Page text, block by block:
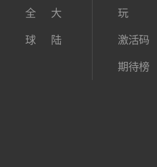
全
球
大
陆
玩
激活码
期待榜